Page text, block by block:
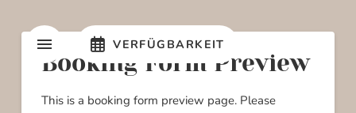
VERFÜGBARKEIT
Booking Form Preview
This is a booking form preview page. Please